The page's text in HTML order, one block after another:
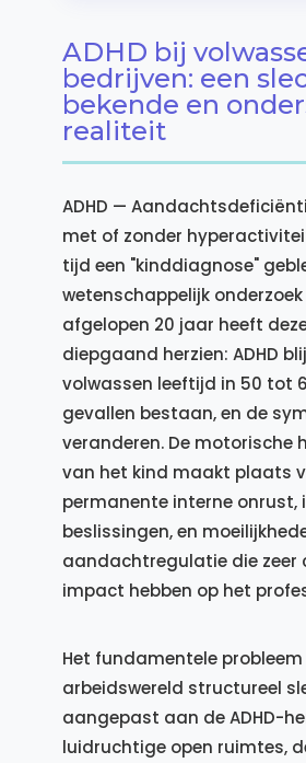
ADHD bij
bedrijven: een
bekende en
realiteit
ADHD —
met of zonder
tijd een "kinddiagnose"
wetenschappelijk
afgelopen 20 jaar heeft
diepgaand herzien: ADHD
volwassen leeftijd in 50 tot
gevallen bestaan, en de
veranderen. De motorische
van het kind maakt plaats
permanente interne onrust,
beslissingen, en
aandachtregulatie die zeer
impact hebben op het
Het fundamentele
arbeidswereld structureel
aangepast aan de ADHD-
luidruchtige open ruimtes,